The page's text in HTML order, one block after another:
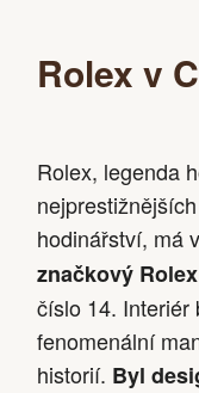
Rolex v
Rolex, legenda
hodinářství, má
značkový
číslo 14. Interiér
fenomenální
historií. Byl